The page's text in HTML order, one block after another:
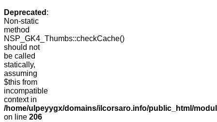
Deprecated :
Non-static
method
NSP_GK4_Thumbs::checkCache()
should not
be called
statically,
assuming
$this from
incompatible
context in
/home/ulpeyygx/domains/ilcorsaro.info/public_html/
on line 206